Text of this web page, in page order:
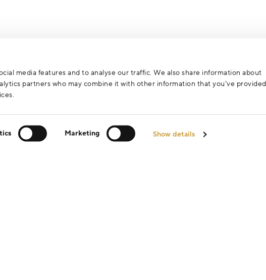
media features and to analyse our traffic. We also share information about
partners who may combine it with other information that you’ve provided
Marketing Show details